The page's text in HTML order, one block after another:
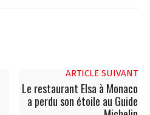
ARTICLE SUIVANT
Le restaurant Elsa à Monaco
a perdu son étoile au Guide